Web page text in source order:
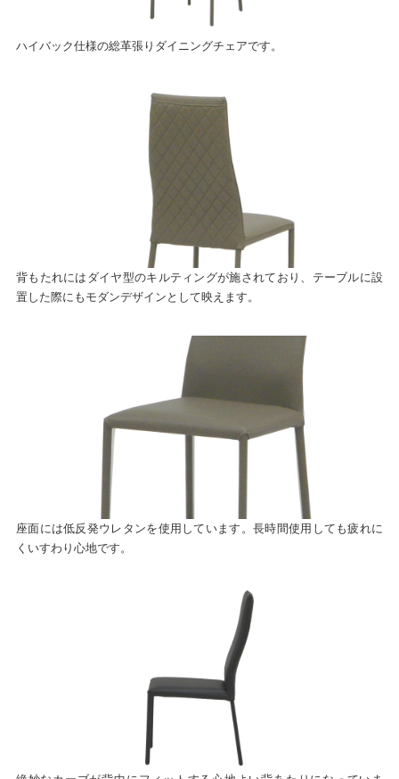
ハイバック仕様の総革張りダイニングチェアです。
背もたれにはダイヤ型のキルティングが施されており、テーブルに設
置した際にもモダンデザインとして映えます。
座面には低反発ウレタンを使用しています。長時間使用しても疲れに
くいすわり心地です。